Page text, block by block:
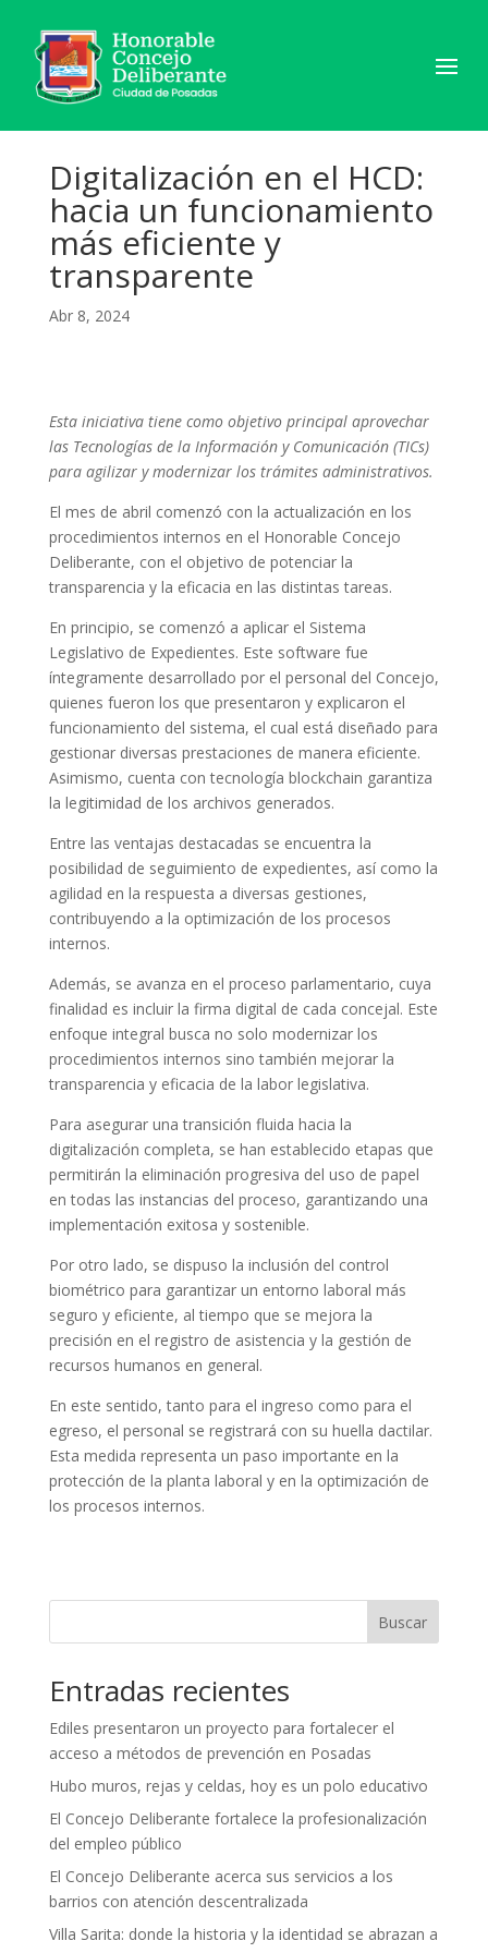
Digitalización en el HCD:
hacia un funcionamiento
más eficiente y
transparente
Abr 8, 2024
Esta iniciativa tiene como objetivo principal aprovechar
las Tecnologías de la Información y Comunicación (TICs)
para agilizar y modernizar los trámites administrativos.
El mes de abril comenzó con la actualización en los
procedimientos internos en el Honorable Concejo
Deliberante, con el objetivo de potenciar la
transparencia y la eficacia en las distintas tareas.
En principio, se comenzó a aplicar el Sistema
Legislativo de Expedientes. Este software fue
íntegramente desarrollado por el personal del Concejo,
quienes fueron los que presentaron y explicaron el
funcionamiento del sistema, el cual está diseñado para
gestionar diversas prestaciones de manera eficiente.
Asimismo, cuenta con tecnología blockchain garantiza
la legitimidad de los archivos generados.
Entre las ventajas destacadas se encuentra la
posibilidad de seguimiento de expedientes, así como la
agilidad en la respuesta a diversas gestiones,
contribuyendo a la optimización de los procesos
internos.
Además, se avanza en el proceso parlamentario, cuya
finalidad es incluir la firma digital de cada concejal. Este
enfoque integral busca no solo modernizar los
procedimientos internos sino también mejorar la
transparencia y eficacia de la labor legislativa.
Para asegurar una transición fluida hacia la
digitalización completa, se han establecido etapas que
permitirán la eliminación progresiva del uso de papel
en todas las instancias del proceso, garantizando una
implementación exitosa y sostenible.
Por otro lado, se dispuso la inclusión del control
biométrico para garantizar un entorno laboral más
seguro y eficiente, al tiempo que se mejora la
precisión en el registro de asistencia y la gestión de
recursos humanos en general.
En este sentido, tanto para el ingreso como para el
egreso, el personal se registrará con su huella dactilar.
Esta medida representa un paso importante en la
protección de la planta laboral y en la optimización de
los procesos internos.
Buscar
Entradas recientes
Ediles presentaron un proyecto para fortalecer el
acceso a métodos de prevención en Posadas
Hubo muros, rejas y celdas, hoy es un polo educativo
El Concejo Deliberante fortalece la profesionalización
del empleo público
El Concejo Deliberante acerca sus servicios a los
barrios con atención descentralizada
Villa Sarita: donde la historia y la identidad se abrazan a